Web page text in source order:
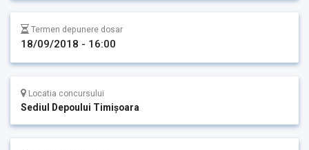
Termen depunere dosar
18/09/2018 - 16:00
Locatia concursului
Sediul Depoului Timişoara